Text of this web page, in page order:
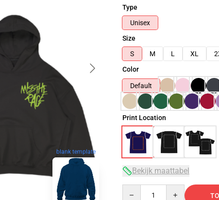
blank template
Type
Unisex
Size
S
M L XL
Color
Default
Print Location
Bekijk maattabel